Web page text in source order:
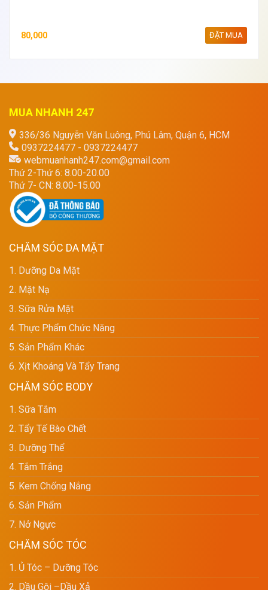
80,000 ĐẶT MUA
MUA NHANH 247
336/36 Nguyễn Văn Luông, Phú Lâm, Quận 6, HCM
0937224477 - 0937224477
webmuanhanh247.com@gmail.com
Thứ 2-Thứ 6: 8.00-20.00
Thứ 7- CN: 8.00-15.00
CHĂM SÓC DA MẶT
1. Dưỡng Da Mặt
2. Mặt Nạ
3. Sữa Rửa Mặt
4. Thực Phẩm Chức Năng
5. Sản Phẩm Khác
6. Xịt Khoáng Và Tẩy Trang
CHĂM SÓC BODY
1. Sữa Tắm
2. Tẩy Tế Bào Chết
3. Dưỡng Thể
4. Tắm Trắng
5. Kem Chống Nắng
6. Sản Phẩm
7. Nở Ngực
CHĂM SÓC TÓC
1. Ủ Tóc – Dưỡng Tóc
2. Dầu Gội –dầu Xả